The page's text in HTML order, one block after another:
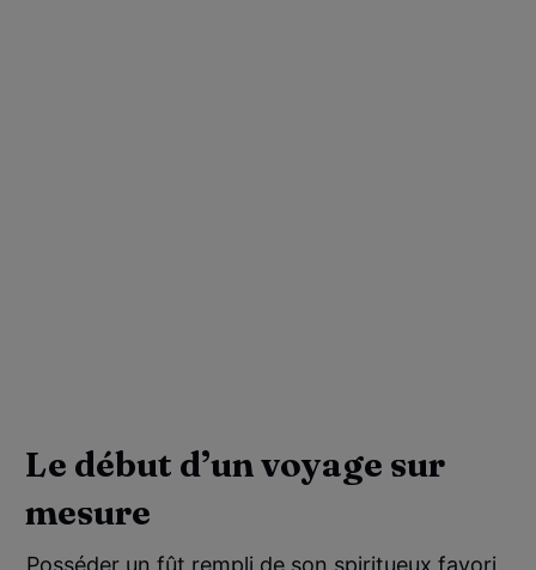
Le début d’un voyage sur
mesure
Posséder un fût rempli de son spiritueux favori